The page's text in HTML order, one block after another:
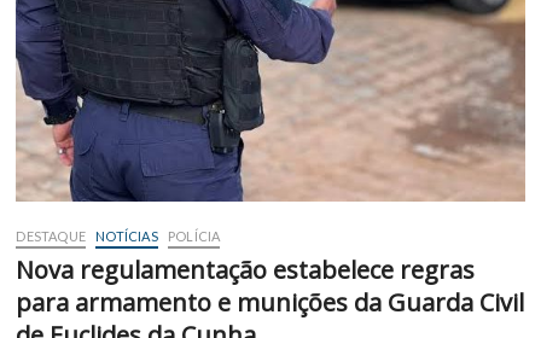
DESTAQUE NOTÍCIAS POLÍCIA
Nova regulamentação estabelece regras
para armamento e munições da Guarda Civil